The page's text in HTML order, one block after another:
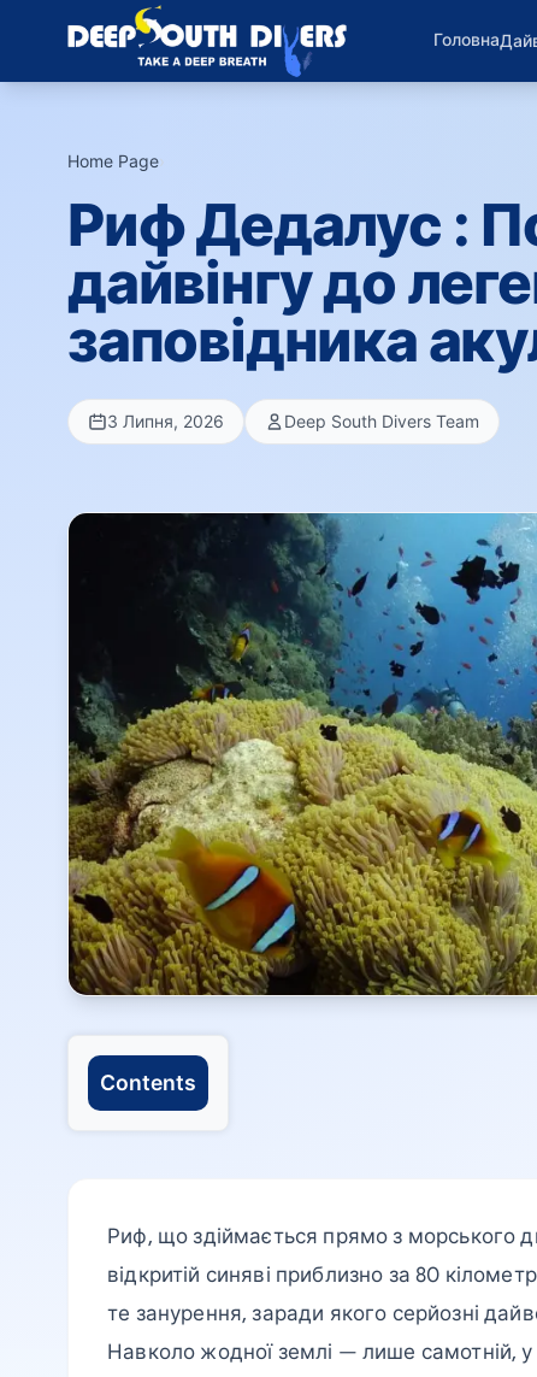
Головна
Home Page›
Риф Дедалус :
дайвінгу до
заповідника
3 Липня, 2026 Deep South Divers Team
Contents
Риф, що здіймається прямо з морського
відкритій синяві приблизно за 80
те занурення, заради якого серйозні
Навколо жодної землі — лише самотній,